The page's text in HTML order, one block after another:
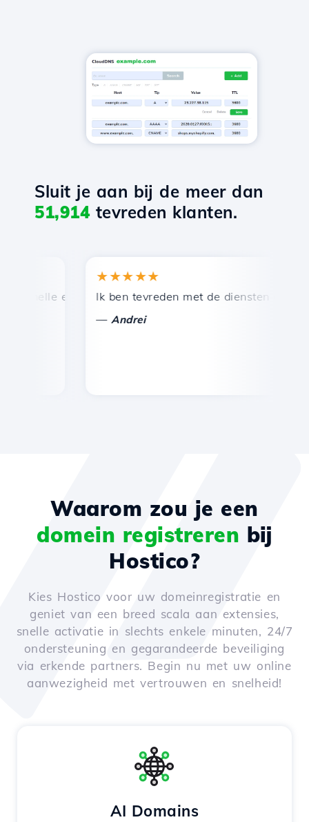
Sluit je aan bij de meer dan
51,914tevreden klanten.
en efficiënte technische ondersteuning.
★★★★★
Ik ben tevreden met de diensten die door
Andrei
Waarom zou je een
domein registreren bij
Hostico?
Kies Hostico voor uw domeinregistratie en
geniet van een breed scala aan extensies,
snelle activatie in slechts enkele minuten, 24/7
ondersteuning en gegarandeerde beveiliging
via erkende partners. Begin nu met uw online
aanwezigheid met vertrouwen en snelheid!
AI Domains